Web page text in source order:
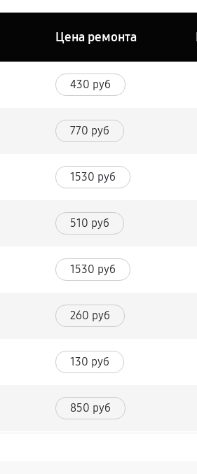
Цена ремонта
430 руб
770 руб
1530 руб
510 руб
1530 руб
260 руб
130 руб
850 руб